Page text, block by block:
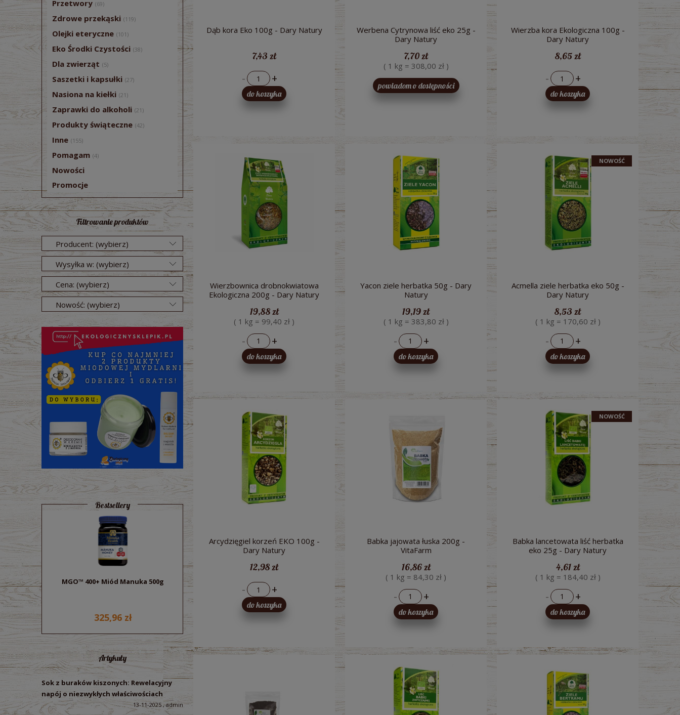
Przetwory (69)
Zdrowe przekąski (119)
Olejki eteryczne (101)
Eko Środki Czystości (38)
Dla zwierząt (5)
Saszetki i kapsułki (27)
Nasiona na kiełki (21)
Zaprawki do alkoholi (21)
Produkty świąteczne (42)
Inne (155)
Pomagam (4)
Nowości
Promocje
Filtrowanie produktów
Producent: (wybierz)
Wysyłka w: (wybierz)
Cena: (wybierz)
Nowość: (wybierz)
Bestsellery
MGO™ 400+ Miód Manuka 500g
325,96 zł
Sok z buraków kiszonych 300 ml -
ekologiczny Bio Food
Pesto z Czosnku Niedźwiedziego BIO
200g - Dary Natury
10,51 zł
Sok z buraków kiszonych (tłoczony) BIO
3l - Dary Natury
32,00 zł
Woda
330ml
Artykuły
Sok z buraków kiszonych: Rewelacyjny
napój o niezwykłych właściwościach
13-11-2025 , admin
Dąb kora Eko 100g - Dary Natury
7,43 zł
- +
do koszyka
Werbena Cytrynowa liść eko 25g -
Dary Natury
7,70 zł
( 1 kg = 308,00 zł )
powiadom o dostępności
Wierzba kora Ekologiczna 100g -
Dary Natury
8,65 zł
- +
do koszyka
Wierzbownica drobnokwiatowa
Ekologiczna 200g - Dary Natury
19,88 zł
( 1 kg = 99,40 zł )
- +
do koszyka
Yacon ziele herbatka 50g - Dary
Natury
19,19 zł
( 1 kg = 383,80 zł )
- +
do koszyka
Acmella ziele herbatka eko 50g -
Dary Natury
8,53 zł
( 1 kg = 170,60 zł )
- +
do koszyka
NOWOŚĆ
Arcydzięgiel korzeń EKO 100g -
Dary Natury
12,98 zł
- +
do koszyka
Babka jajowata łuska 200g -
VitaFarm
16,86 zł
( 1 kg = 84,30 zł )
- +
do koszyka
Babka lancetowata liść herbatka
eko 25g - Dary Natury
4,61 zł
( 1 kg = 184,40 zł )
- +
do koszyka
NOWOŚĆ